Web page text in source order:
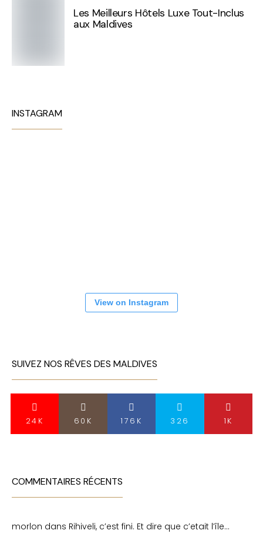
Les Meilleurs Hôtels Luxe Tout-Inclus
aux Maldives
INSTAGRAM
View on Instagram
SUIVEZ NOS RÊVES DES MALDIVES
24K 60K 176K 326 1K
COMMENTAIRES RÉCENTS
morlon dans Rihiveli, c’est fini. Et dire que c’etait l’île…